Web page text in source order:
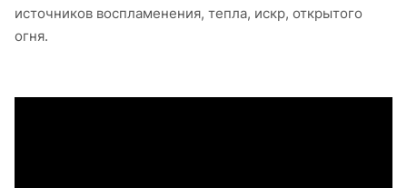
источников воспламенения, тепла, искр, открытого
огня.